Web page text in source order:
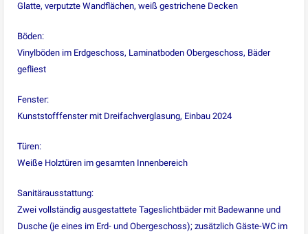
Glatte, verputzte Wandflächen, weiß gestrichene Decken
Böden:
Vinylböden im Erdgeschoss, Laminatboden Obergeschoss, Bäder
gefliest
Fenster:
Kunststofffenster mit Dreifachverglasung, Einbau 2024
Türen:
Weiße Holztüren im gesamten Innenbereich
Sanitärausstattung:
Zwei vollständig ausgestattete Tageslichtbäder mit Badewanne und
Dusche (je eines im Erd- und Obergeschoss); zusätzlich Gäste-WC im